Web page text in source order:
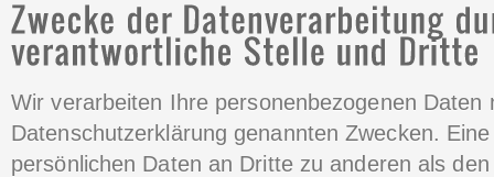
Wir verarbeiten Ihre personenbezogenen Daten
Datenschutzerklärung genannten Zwecken.
persönlichen Daten an Dritte zu anderen als